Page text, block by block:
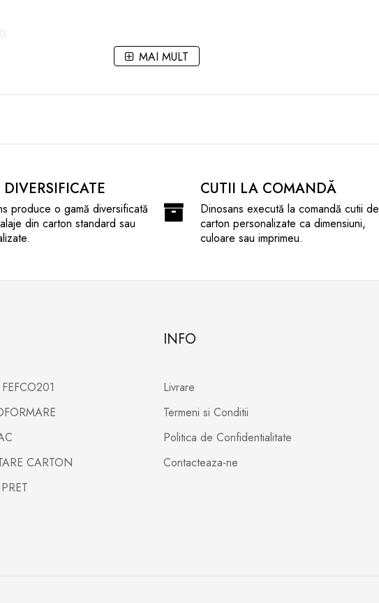
MAI MULT
produce o gamă diversificată
din carton standard sau
CUTII LA COMANDĂ
Dinosans execută la comandă cutii de
carton personalizate ca dimensiuni,
culoare sau imprimeu.
CARTON
INFO
Livrare
Termeni si Conditii
Politica de Confidentialitate
Contacteaza-ne